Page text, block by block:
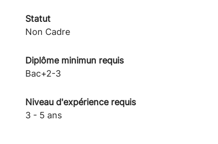
Statut
Non Cadre
Diplôme minimun requis
Bac+2-3
Niveau d'expérience requis
3 - 5 ans